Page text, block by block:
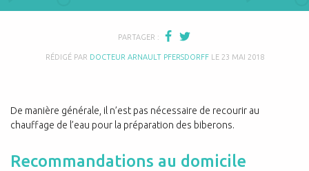
PARTAGER :
RÉDIGÉ PAR DOCTEUR ARNAULT PFERSDORFFLE 23 MAI 2018
De manière générale, il n’est pas nécessaire de recourir au
chauffage de l’eau pour la préparation des biberons.
Recommandations au domicile